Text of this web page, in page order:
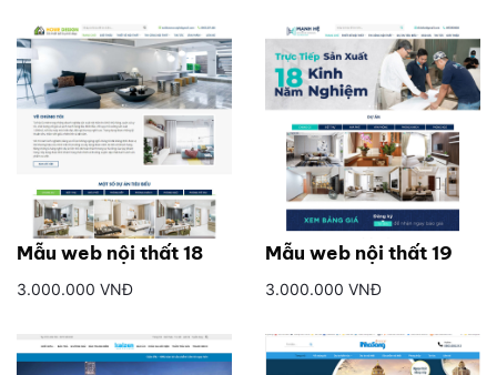
Mẫu web nội thất 18
3.000.000 VNĐ
Mẫu web nội thất 19
3.000.000 VNĐ